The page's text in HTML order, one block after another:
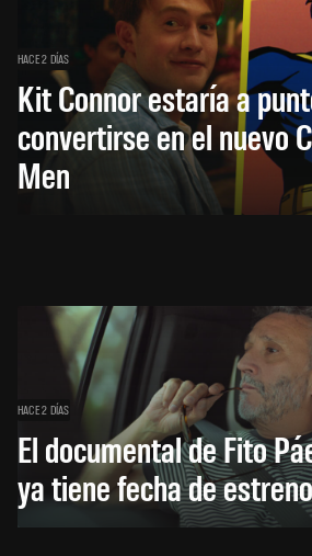
HACE 2 DÍAS
Kit Connor estaría a
convertirse en el nuevo
Men
HACE 2 DÍAS
El documental de Fito
ya tiene fecha de